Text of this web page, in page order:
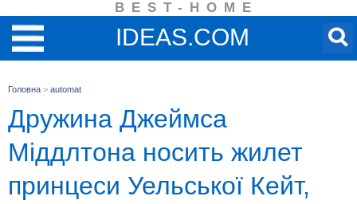
BEST-HOME
IDEAS.COM
Головна > automat
Дружина Джеймса
Міддлтона носить жилет
принцеси Уельської Кейт,